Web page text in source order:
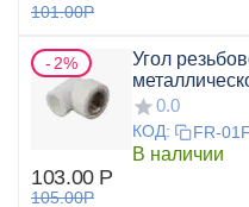
101.00Р
2%
Угол
0.0
КОД: FR-
В наличии
103.00 Р
105.00Р